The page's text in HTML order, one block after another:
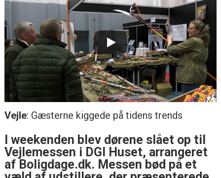
Vejle: Gæsterne kiggede på tidens trends
I weekenden blev dørene slået op til
Vejlemessen i DGI Huset, arrangeret
af Boligdage.dk. Messen bød på et